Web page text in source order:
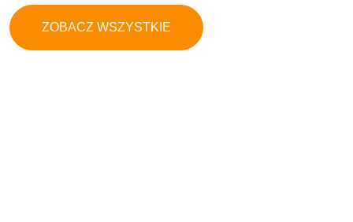
ZOBACZ WSZYSTKIE